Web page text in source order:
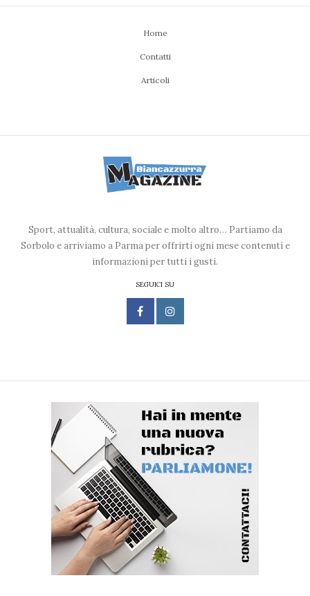
Home
Contatti
Articoli
Sport, attualità, cultura, sociale e molto altro… Partiamo da
Sorbolo e arriviamo a Parma per offrirti ogni mese contenuti e
informazioni per tutti i gusti.
SEGUICI SU